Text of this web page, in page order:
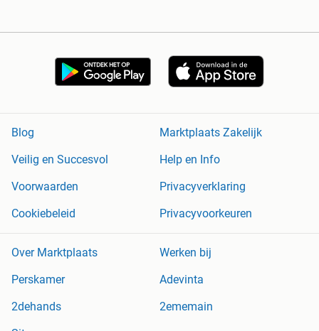
Blog
Marktplaats Zakelijk
Veilig en Succesvol
Help en Info
Voorwaarden
Privacyverklaring
Cookiebeleid
Privacyvoorkeuren
Over Marktplaats
Werken bij
Perskamer
Adevinta
2dehands
2ememain